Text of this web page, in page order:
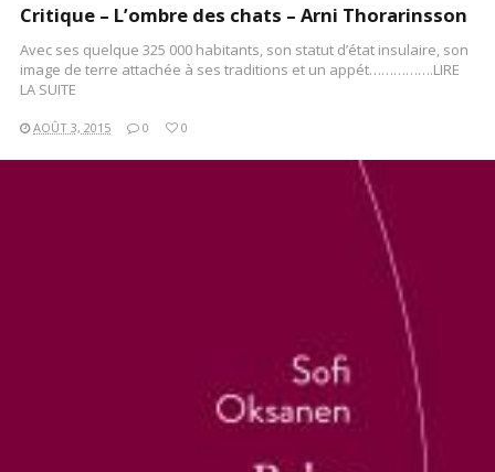
Critique – L’ombre des chats – Arni Thorarinsson
Avec ses quelque 325 000 habitants, son statut d’état insulaire, son
image de terre attachée à ses traditions et un appét…………….LIRE
LA SUITE
AOÛT 3, 2015 0 0